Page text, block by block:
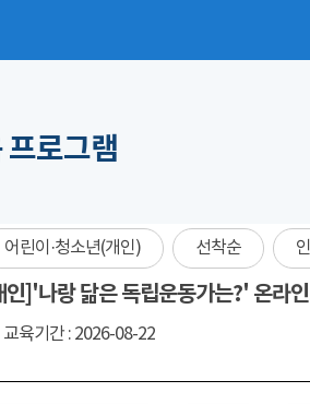
프로그램
어린이·청소년(개인) 선착순
인]'나랑 닮은 독립운동가는?' 온라
교육기간 : 2026-08-22